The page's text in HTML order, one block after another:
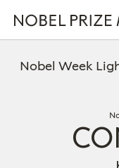
Skip
to
header
Skip
to
main
Skip
to
footer
Sök
Nobel Week